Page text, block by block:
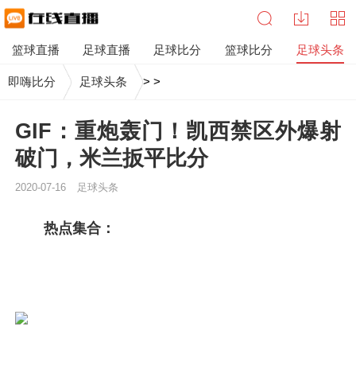
篮球直播 足球直播 足球比分 篮球比分 足球头条
即嗨比分 >
足球头条 >
GIF：重炮轰门！凯西禁区外爆射
破门，米兰扳平比分
2020-07-16 足球头条
热点集合：